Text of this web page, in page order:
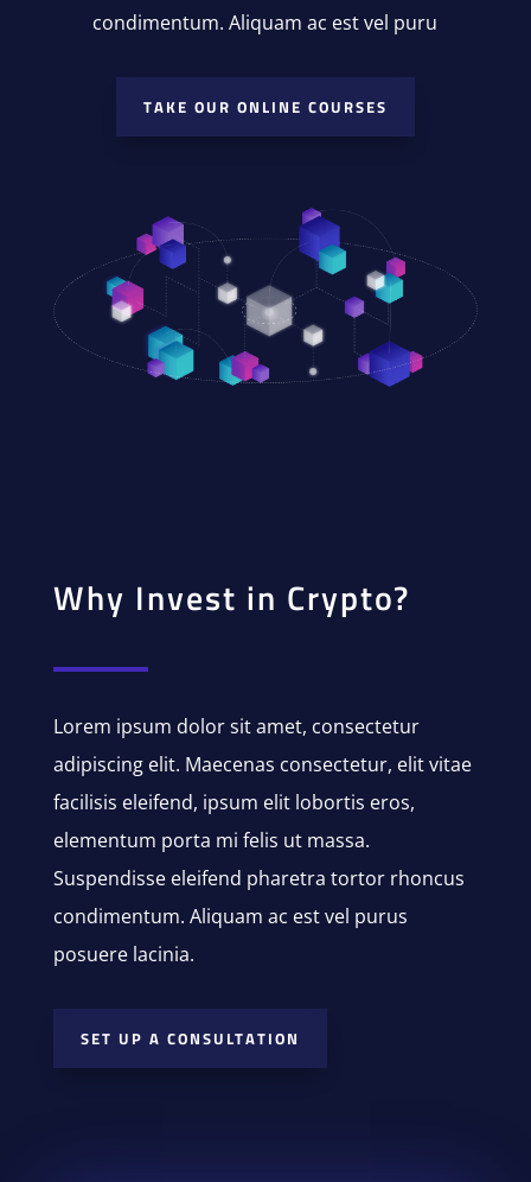
condimentum. Aliquam ac est vel puru
TAKE OUR ONLINE COURSES
Why Invest in Crypto?
Lorem ipsum dolor sit amet, consectetur
adipiscing elit. Maecenas consectetur, elit vitae
facilisis eleifend, ipsum elit lobortis eros,
elementum porta mi felis ut massa.
Suspendisse eleifend pharetra tortor rhoncus
condimentum. Aliquam ac est vel purus
posuere lacinia.
SET UP A CONSULTATION